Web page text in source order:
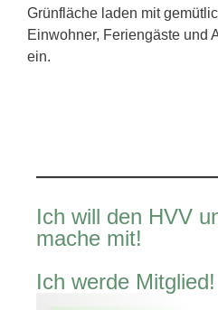
Grünfläche laden mit
Einwohner, Feriengäste und
ein.
Ich will den HVV
mache mit!
Ich werde Mitglied!